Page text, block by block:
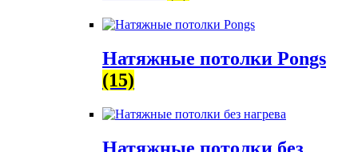
Натяжные потолки Pongs
(15)
Натяжные потолки без